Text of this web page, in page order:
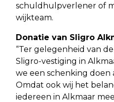
schuldhulpverlener of
wijkteam.
Donatie van Sligro
“Ter gelegenheid van
Sligro-vestiging in
we een schenking doen
Omdat ook wij het
iedereen in Alkmaar